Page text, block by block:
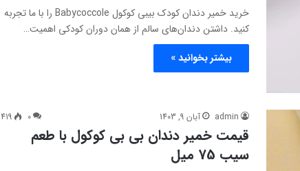
خرید خمیر دندان کودک بیبی کوکول Babycoccole را با ما تجربه
کنید. داشتن دندان‌های سالم از همان دوران کودکی اهمیت…
بیشتر بخوانید »
admin آبان 9, 1403 0
419
قیمت خمیر دندان بی بی کوکول با طعم
سیب 75 میل